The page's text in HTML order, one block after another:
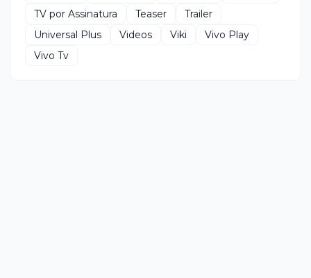
TV por Assinatura
Teaser
Trailer
Universal Plus
Videos Viki
Vivo Play
Vivo Tv